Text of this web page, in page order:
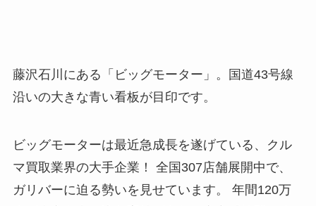
藤沢石川にある「ビッグモーター」。国道43号線
沿いの大きな青い看板が目印です。
ビッグモーターは最近急成長を遂げている、クル
マ買取業界の大手企業！ 全国307店舗展開中で、
ガリバーに迫る勢いを見せています。 年間120万